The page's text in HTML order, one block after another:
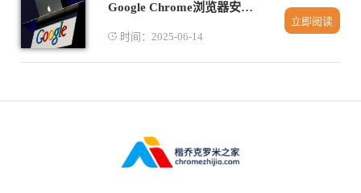
Google Chrome浏览器安全补丁发布周期分析
时间：2025-06-14
立即阅读